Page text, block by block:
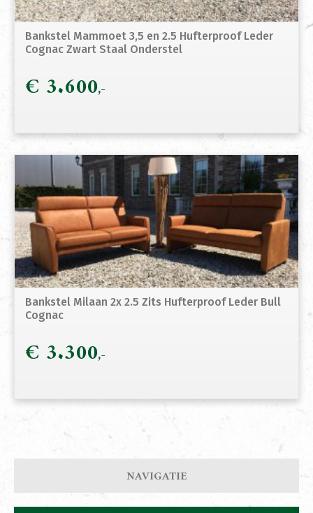
Bankstel Mammoet 3,5 en 2.5 Hufterproof Leder
Cognac Zwart Staal Onderstel
€ 3.600
Bankstel Milaan 2x 2.5 Zits Hufterproof Leder Bull
Cognac
€ 3.300
NAVIGATIE